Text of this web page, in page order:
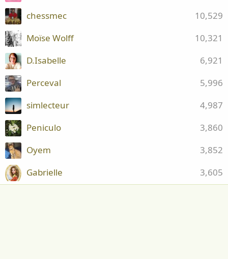
10,529
chessmec
10,321
Moïse Wolff
6,921
D.Isabelle
5,996
Perceval
4,987
simlecteur
3,860
Peniculo
3,852
Oyem
3,605
Gabrielle